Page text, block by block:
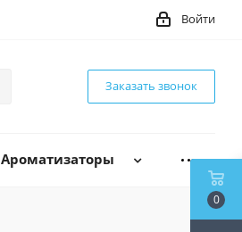
Войти
Заказать звонок
Ароматизаторы
0